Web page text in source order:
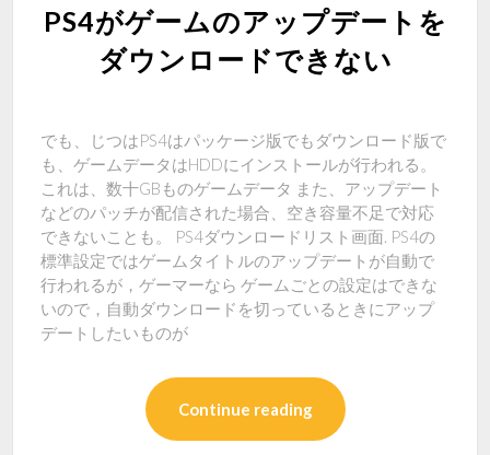
PS4がゲームのアップデートを
ダウンロードできない
でも、じつはPS4はパッケージ版でもダウンロード版で
も、ゲームデータはHDDにインストールが行われる。
これは、数十GBものゲームデータ また、アップデート
などのパッチが配信された場合、空き容量不足で対応
できないことも。 PS4ダウンロードリスト画面. PS4の
標準設定ではゲームタイトルのアップデートが自動で
行われるが，ゲーマーなら ゲームごとの設定はできな
いので，自動ダウンロードを切っているときにアップ
デートしたいものが
Continue reading